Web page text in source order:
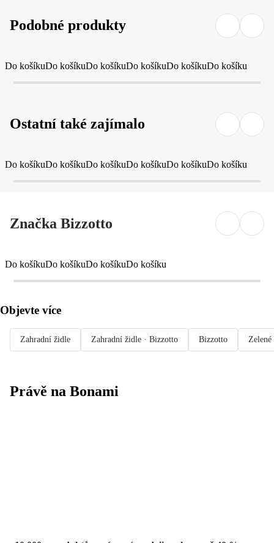
Podobné produkty
Do košíkuDo košíkuDo košíkuDo košíkuDo košíkuDo košíku
Ostatní také zajímalo
Do košíkuDo košíkuDo košíkuDo košíkuDo košíkuDo košíku
Značka Bizzotto
Do košíkuDo košíkuDo košíkuDo košíku
Objevte více
Zahradní židle Zahradní židle · Bizzotto Bizzotto Zelené
Právě na Bonami